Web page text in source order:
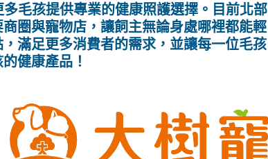
毛孩提供專業的健康照護選擇。目前北部
圈與寵物店，讓飼主無論身處哪裡都能輕
滿足更多消費者的需求，並讓每一位毛孩
健康產品！